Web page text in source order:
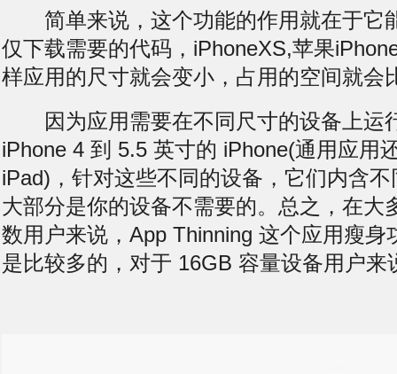
简单来说，这个功能的作用就在于它
仅下载需要的代码，iPhoneXS,苹果
样应用的尺寸就会变小，占用的空间就会
因为应用需要在不同尺寸的设备上运
iPhone 4 到 5.5 英寸的 iPhone(通用应用
iPad)，针对这些不同的设备，它们内含
大部分是你的设备不需要的。总之，在大
数用户来说，App Thinning 这个应用瘦身
是比较多的，对于 16GB 容量设备用户来